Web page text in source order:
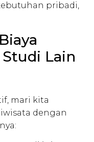
pribadi,
Lain
mari kita
dengan